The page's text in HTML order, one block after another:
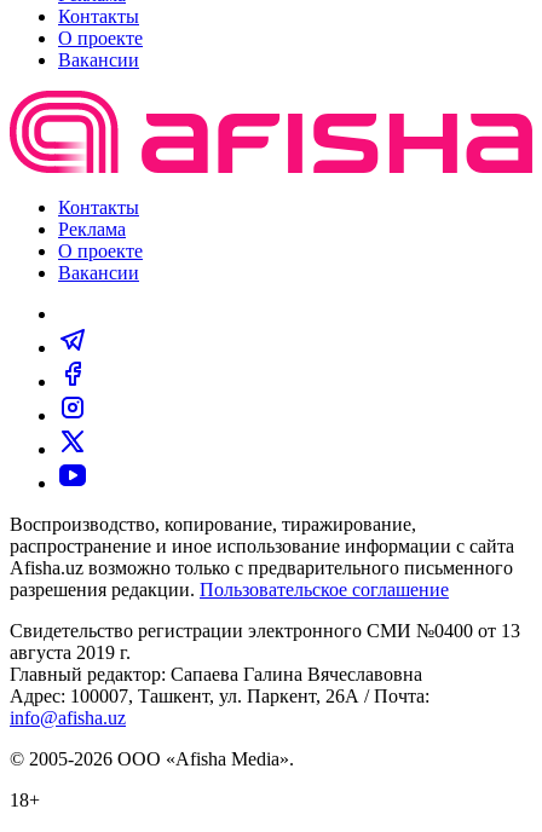
Контакты
О проекте
Вакансии
Контакты
Реклама
О проекте
Вакансии
Воспроизводство, копирование, тиражирование,
распространение и иное использование информации с сайта
Afisha.uz возможно только с предварительного письменного
разрешения редакции. Пользовательское соглашение
Свидетельство регистрации электронного СМИ №0400 от 13
августа 2019 г.
Главный редактор: Сапаева Галина Вячеславовна
Адрес: 100007, Ташкент, ул. Паркент, 26А / Почта:
info@afisha.uz
© 2005-2026 ООО «Afisha Media».
18+